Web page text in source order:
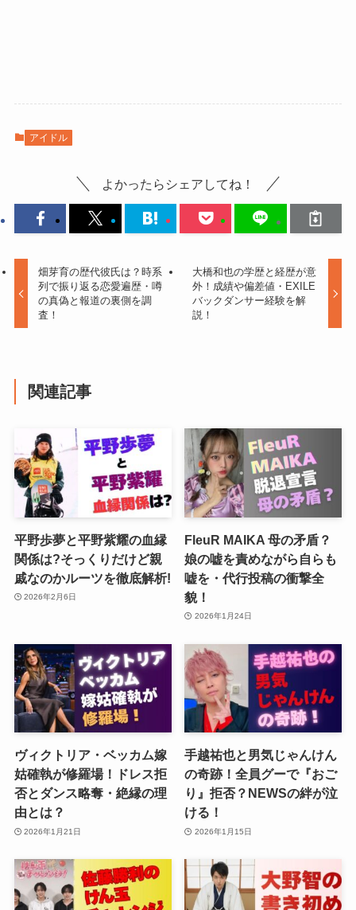
アイドル
よかったらシェアしてね！
畑芽育の歴代彼氏は？時系
列で振り返る恋愛遍歴・噂
の真偽と報道の裏側を調
査！
大橋和也の学歴と経歴が意
外！成績や偏差値・EXILE
バックダンサー経験を解
説！
関連記事
平野歩夢と平野紫耀の血縁
関係は?そっくりだけど親
戚なのかルーツを徹底解析!
2026年2月6日
FleuR MAIKA 母の矛盾？
娘の嘘を責めながら自らも
嘘を・代行投稿の衝撃全
貌！
2026年1月24日
ヴィクトリア・ベッカム嫁
姑確執が修羅場！ドレス拒
否とダンス略奪・絶縁の理
由とは？
2026年1月21日
手越祐也と男気じゃんけん
の奇跡！全員グーで『おご
り』拒否？NEWSの絆が泣
ける！
2026年1月15日